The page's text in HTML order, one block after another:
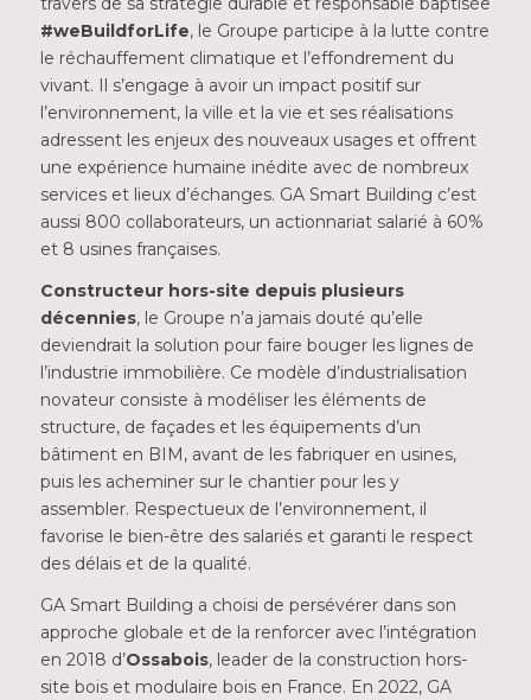
#weBuildforLife, le Groupe participe à la lutte contre
le réchauffement climatique et l’effondrement du
vivant. Il s’engage à avoir un impact positif sur
l’environnement, la ville et la vie et ses réalisations
adressent les enjeux des nouveaux usages et offrent
une expérience humaine inédite avec de nombreux
services et lieux d’échanges. GA Smart Building c’est
aussi 800 collaborateurs, un actionnariat salarié à 60%
et 8 usines françaises.
Constructeur hors-site depuis plusieurs
décennies, le Groupe n’a jamais douté qu’elle
deviendrait la solution pour faire bouger les lignes de
l’industrie immobilière. Ce modèle d’industrialisation
novateur consiste à modéliser les éléments de
structure, de façades et les équipements d’un
bâtiment en BIM, avant de les fabriquer en usines,
puis les acheminer sur le chantier pour les y
assembler. Respectueux de l’environnement, il
favorise le bien-être des salariés et garanti le respect
des délais et de la qualité.
GA Smart Building a choisi de persévérer dans son
approche globale et de la renforcer avec l’intégration
en 2018 d’Ossabois, leader de la construction hors-
site bois et modulaire bois en France. En 2022, GA